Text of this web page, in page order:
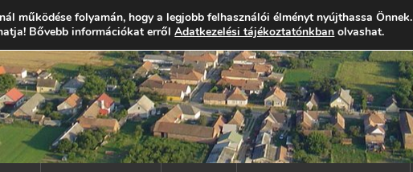
+36 (72) 451 110 Elérhetőségek Technika segítség Impresszum
működése folyamán, hogy a legjobb felhasználói élményt nyújthassa Önnek.
Bővebb információkat errőlAdatkezelési tájékoztatónkban olvashat.